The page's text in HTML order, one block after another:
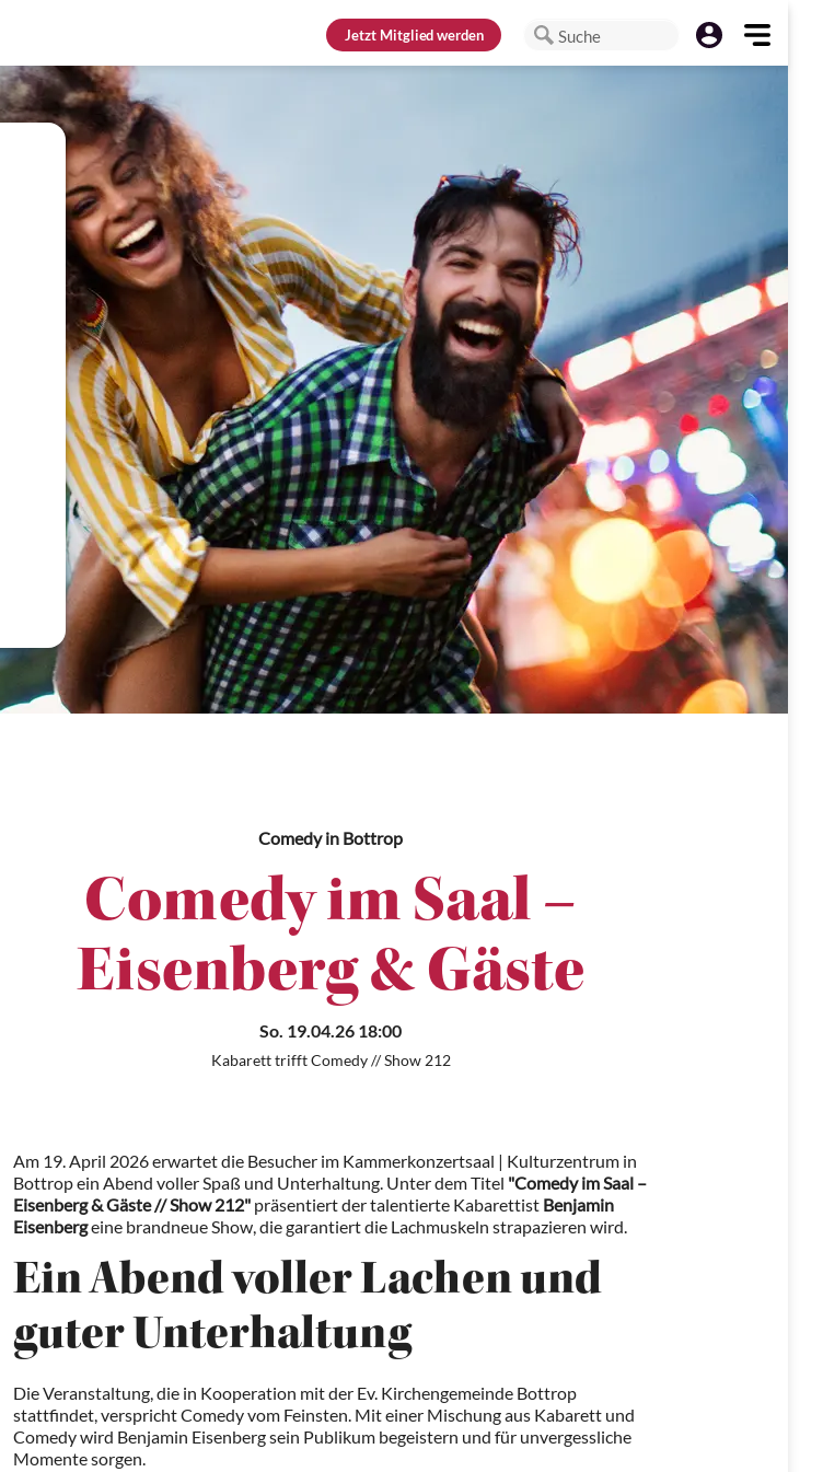
JetztMitglied werden Suche
Comedyin Bottrop
Comedy im Saal –
Eisenberg & Gäste
So. 19.04.26 18:00
Kabarett trifft Comedy // Show 212
Am 19. April 2026 erwartet die Besucher im Kammerkonzertsaal | Kulturzentrum in
Bottrop ein Abend voller Spaß und Unterhaltung. Unter dem Titel "Comedy im Saal –
Eisenberg & Gäste // Show 212" präsentiert der talentierte Kabarettist Benjamin
Eisenbergeine brandneue Show, die garantiert die Lachmuskeln strapazieren wird.
Ein Abend voller Lachen und
guter Unterhaltung
Die Veranstaltung, die in Kooperation mit der Ev. Kirchengemeinde Bottrop
stattfindet, verspricht Comedy vom Feinsten. Mit einer Mischung aus Kabarett und
Comedy wird Benjamin Eisenberg sein Publikum begeistern und für unvergessliche
Momente sorgen.